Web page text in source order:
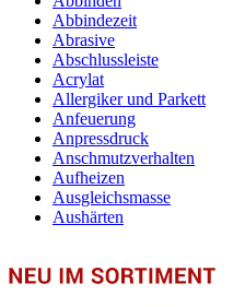
Abbindezeit
Abrasive
Abschlussleiste
Acrylat
Allergiker und Parkett
Anfeuerung
Anpressdruck
Anschmutzverhalten
Aufheizen
Ausgleichsmasse
Aushärten